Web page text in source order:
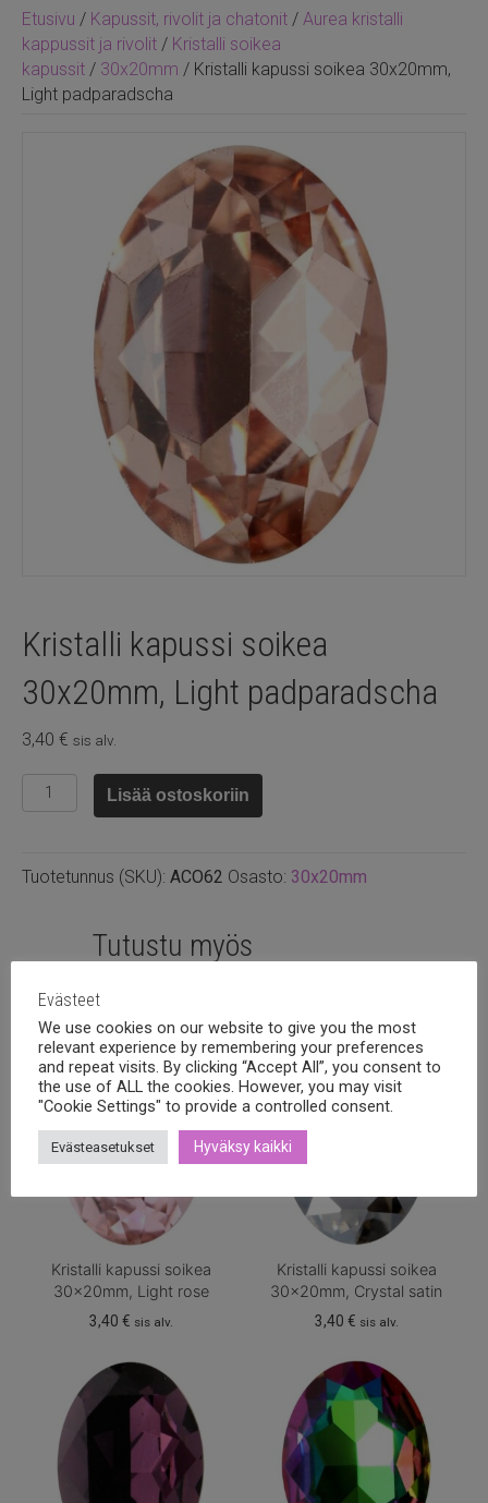
Etusivu / Kapussit, rivolit ja chatonit / Aurea kristalli
kappussit ja rivolit / Kristalli soikea
kapussit / 30x20mm / Kristalli kapussi soikea 30x20mm,
Light padparadscha
Kristalli kapussi soikea
30x20mm, Light padparadscha
3,40 € sis alv.
Kristalli
kapussi
Light
Lisää ostoskoriin
Tuotetunnus (SKU): ACO62 Osasto: 30x20mm
Tutustu myös
Kristalli kapussi soikea
30x20mm, Light rose
3,40€ sis alv.
Kristalli kapussi soikea
30x20mm, Crystal satin
3,40 € sis alv.
Evästeet
We use cookies on our website to give you the most
relevant experience by remembering your preferences
and repeat visits. By clicking “Accept All”, you consent to
the use of ALL the cookies. However, you may visit
"Cookie Settings" to provide a controlled consent.
Evästeasetukset Hyväksy kaikki